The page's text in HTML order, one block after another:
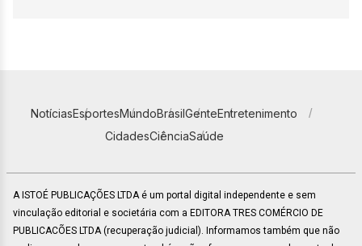
NotíciasEsportesMundoBrasilGenteEntretenimento
CidadesCiênciaSaúde
A ISTOÉ PUBLICAÇÕES LTDA é um portal digital independente e sem
vinculação editorial e societária com a EDITORA TRES COMÉRCIO DE
PUBLICACÕES LTDA (recuperação judicial). Informamos também que não